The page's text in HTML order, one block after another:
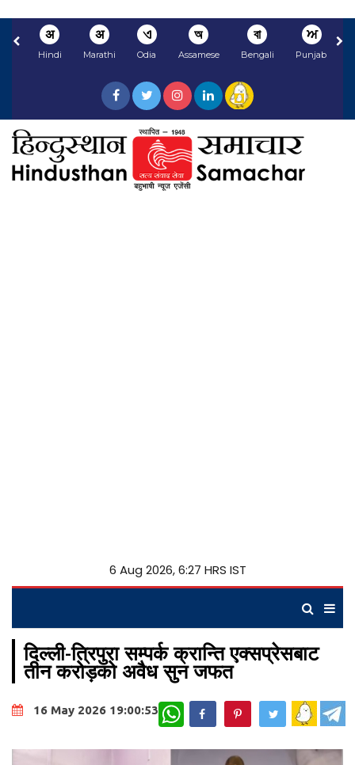
अ
Hindi
अ
Marathi
ଏ
Odia
অ
Assamese
বা
Bengali
ਅ
Punjabi
6 Aug 2026, 6:27 HRS IST
दिल्ली-त्रिपुरा सम्पर्क क्रान्ति एक्सप्रेसबाट
तीन करोड़को अवैध सुन जफत
16 May 2026 19:00:53 WhatsApp